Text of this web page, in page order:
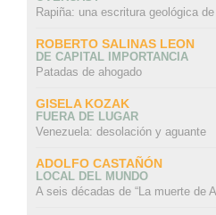
Rapiña: una escritura geológica
ROBERTO SALINAS LEON
DE CAPITAL IMPORTANCIA
Patadas de ahogado
GISELA KOZAK
FUERA DE LUGAR
Venezuela: desolación y aguante
ADOLFO CASTAÑÓN
LOCAL DEL MUNDO
A seis décadas de “La muerte de